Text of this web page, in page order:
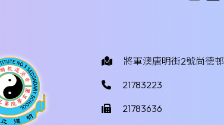
將軍澳唐明街2號尚德邨
21783223
21783636